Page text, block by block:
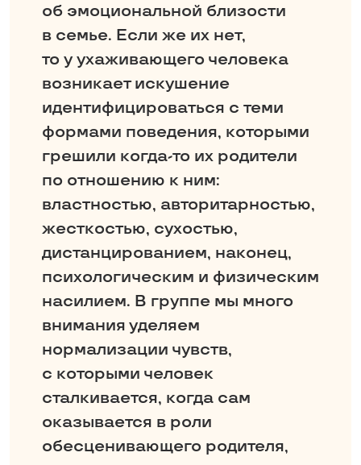
об эмоциональной близости
в семье. Если же их нет,
то у ухаживающего человека
возникает искушение
идентифицироваться с теми
формами поведения, которыми
грешили ­когда-то их родители
по отношению к ним:
властностью, авторитарностью,
жесткостью, сухостью,
дистанцированием, наконец,
психологическим и физическим
насилием. В группе мы много
внимания уделяем
нормализации чувств,
с которыми человек
сталкивается, когда сам
оказывается в роли
обесценивающего родителя,